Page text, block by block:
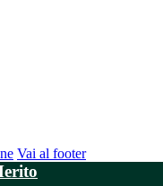
Vai al footer